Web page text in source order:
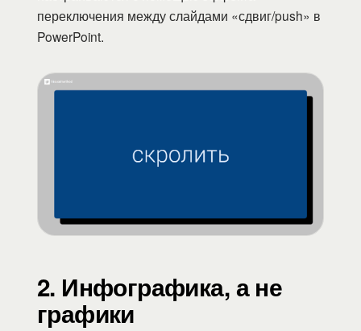
переключения между слайдами «сдвиг/push» в
PowerPoint.
2. Инфографика, а не
графики